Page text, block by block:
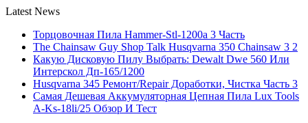
Latest News
Торцовочная Пила Hammer-Stl-1200a 3 Часть
The Chainsaw Guy Shop Talk Husqvarna 350 Chainsaw 3 2
Какую Дисковую Пилу Выбрать: Dewalt Dwe 560 Или
Интерскол Дп-165/1200
Husqvarna 345 Ремонт/Repair Доработки, Чистка Часть 3
Самая Дешевая Аккумуляторная Цепная Пила Lux Tools
A-Ks-18li/25 Обзор И Тест